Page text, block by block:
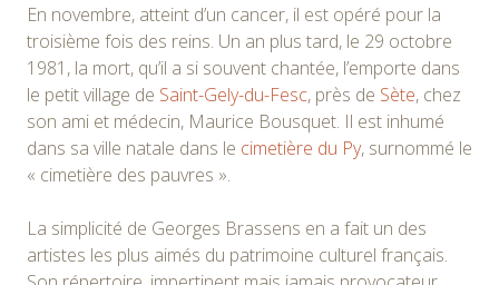
En novembre, atteint d’un cancer, il est opéré pour la
troisième fois des reins. Un an plus tard, le 29 octobre
1981, la mort, qu’il a si souvent chantée, l’emporte dans
le petit village de Saint-Gely-du-Fesc, près de Sète, chez
son ami et médecin, Maurice Bousquet. Il est inhumé
dans sa ville natale dans le cimetière du Py, surnommé le
« cimetière des pauvres ».
La simplicité de Georges Brassens en a fait un des
artistes les plus aimés du patrimoine culturel français.